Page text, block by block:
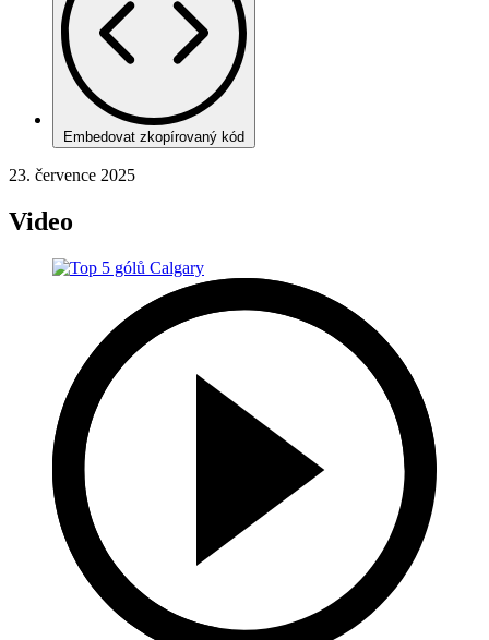
Embedovat zkopírovaný kód
23. července 2025
Video